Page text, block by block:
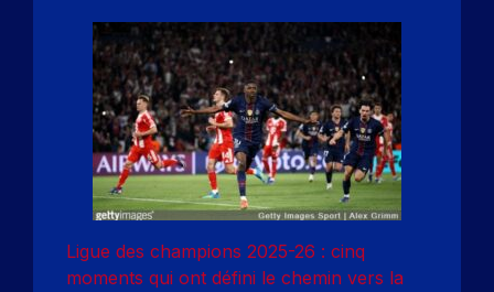
Ligue des champions 2025-26 : cinq
moments qui ont défini le chemin vers la